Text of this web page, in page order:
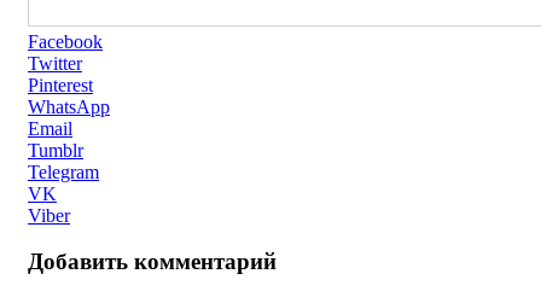
Facebook
Twitter
Pinterest
WhatsApp
Email
Tumblr
Telegram
VK
Viber
Добавить комментарий